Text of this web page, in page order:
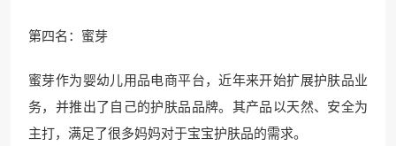
第四名：蜜芽
蜜芽作为婴幼儿用品电商平台，近年来开始扩展护肤品业
务，并推出了自己的护肤品品牌。其产品以天然、安全为
主打，满足了很多妈妈对于宝宝护肤品的需求。